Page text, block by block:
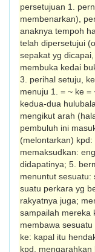
persetujuan 1.
membenarkan),
anaknya tempoh
telah dipersetujui
sepakat yg
membuka kedai
3. perihal setuju,
menuju 1. = ~ ke
kedua-dua
mengikut arah
pem­buluh ini
(melontarkan)
memaksudkan:
didapatinya; 5.
menuntut sesuatu:
suatu perkara yg
rakyatnya juga;
sampailah mereka
membawa
ke: kapal itu
kpd,